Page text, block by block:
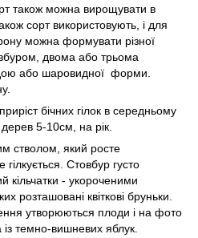
також можна вирощувати в
сорт використовують, і для
можна формувати різної
двома або трьома
або шаровидної форми.
бічних гілок в середньому
5-10см, на рік.
стволом, який росте
Стовбур густо
кільчатки - укороченими
розташовані квіткові бруньки.
утворюються плоди і на фото
темно-вишневих яблук.